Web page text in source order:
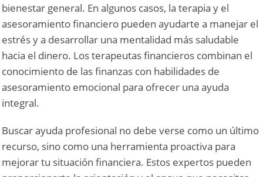
bienestar general. En algunos casos, la terapia y el
asesoramiento financiero pueden ayudarte a manejar el
estrés y a desarrollar una mentalidad más saludable
hacia el dinero. Los terapeutas financieros combinan el
conocimiento de las finanzas con habilidades de
asesoramiento emocional para ofrecer una ayuda
integral.
Buscar ayuda profesional no debe verse como un último
recurso, sino como una herramienta proactiva para
mejorar tu situación financiera. Estos expertos pueden